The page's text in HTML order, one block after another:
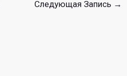
Следующая Запись →